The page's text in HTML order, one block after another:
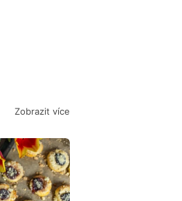
Zobrazit více